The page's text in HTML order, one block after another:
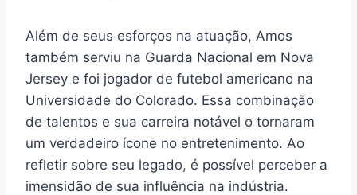
Além de seus esforços na atuação, Amos
também serviu na Guarda Nacional em Nova
Jersey e foi jogador de futebol americano na
Universidade do Colorado. Essa combinação
de talentos e sua carreira notável o tornaram
um verdadeiro ícone no entretenimento. Ao
refletir sobre seu legado, é possível perceber a
imensidão de sua influência na indústria.